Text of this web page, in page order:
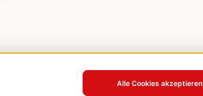
Alle Cookies akzeptieren